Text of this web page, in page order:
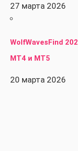
27 марта 2026
WolfWavesFind
MT4 и MT5
20 марта 2026